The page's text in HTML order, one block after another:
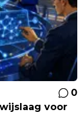
0
voor